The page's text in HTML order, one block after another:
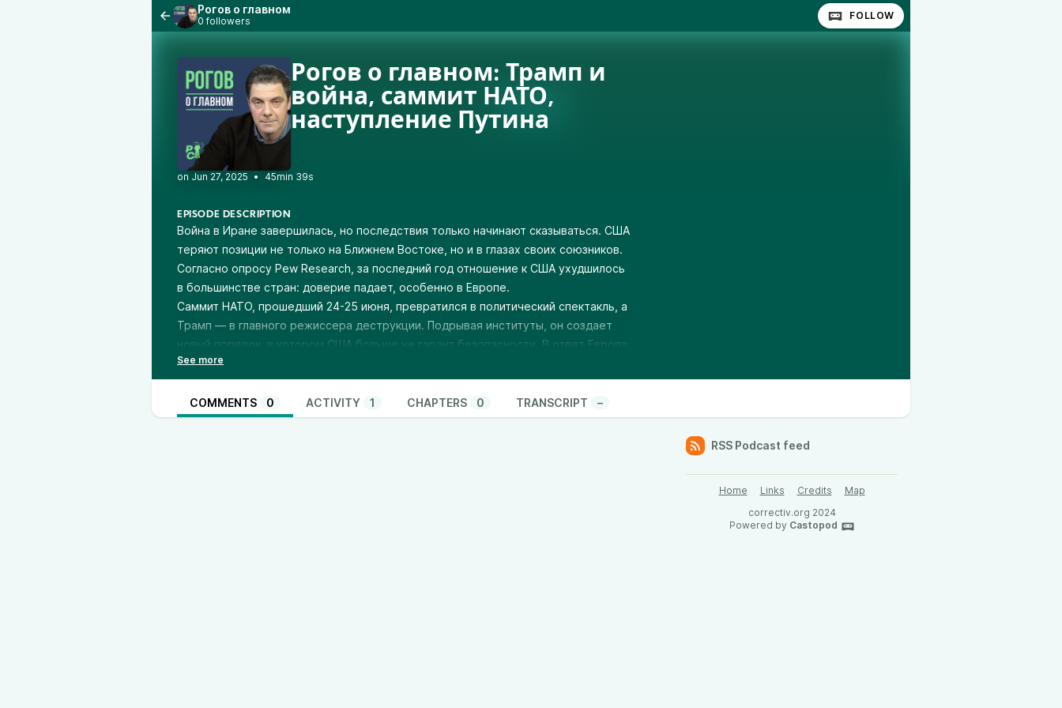
Рогов о главном
0 followers FOLLOW
Рогов о главном: Трамп и
война, саммит НАТО,
наступление Путина
• 45min 39s
EPISODE DESCRIPTION
Война в Иране завершилась, но последствия только начинают сказываться. США
теряют позиции не только на Ближнем Востоке, но и в глазах своих союзников.
Согласно опросу Pew Research, за последний год отношение к США ухудшилось
в большинстве стран: доверие падает, особенно в Европе.
Саммит НАТО, прошедший 24-25 июня, превратился в политический спектакль, а
Трамп — в главного режиссера деструкции. Подрывая институты, он создает
новый порядок, в котором США больше не гарант безопасности. В ответ Европа
начинает дистанцироваться, а Китай уверенно наращивает влияние.
Что касается России, в Кремле растут сомнения, и к концу года Путин может
искать выход из войны. Но на каких условиях?
Все подробности в свежем выпуске.
COMMENTS 0 ACTIVITY 1 CHAPTERS 0 TRANSCRIPT –
RSS Podcast feed
Home Links Credits
Map
correctiv.org 2024
Powered by Castopod